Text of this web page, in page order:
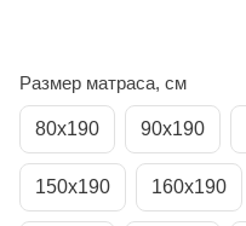
Размер матраса, см
80х190 90х190
150х190 160х190